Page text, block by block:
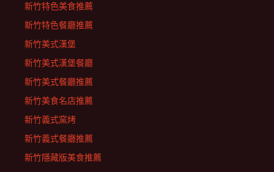
新竹特色美食推薦
新竹特色餐廳推薦
新竹美式漢堡
新竹美式漢堡餐廳
新竹美式餐廳推薦
新竹美食名店推薦
新竹義式窯烤
新竹義式餐廳推薦
新竹隱藏版美食推薦